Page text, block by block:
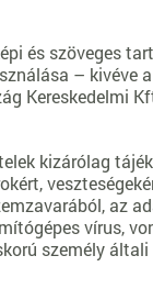
és szöveges
– kivéve
Kereskedelmi
kizárólag
az
vírus,
személy